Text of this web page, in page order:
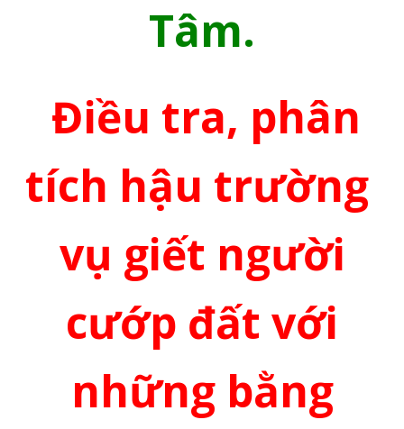
Tâm.
Điều tra, phân
tích hậu trường
vụ giết người
cướp đất với
những bằng